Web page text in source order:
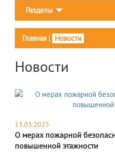
Разделы
Главная | Новости
Новости
13.03.2025
О мерах пожарной
повышенной этажности